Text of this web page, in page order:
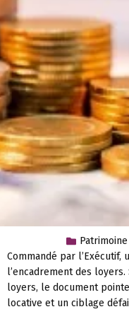
Patrimoine
Commandé par
l’encadrement des
loyers, le document
locative et un ciblage